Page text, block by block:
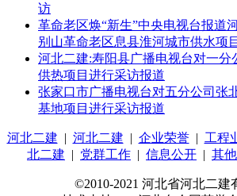
访
革命老区焕“新生”中央电视台报道
别山革命老区息县淮河城市供水项目
河北二建:寿阳县广播电视台对一分
供热项目进行采访报道
张家口市广播电视台对五分公司张
基地项目进行采访报道
河北二建 | 河北二建 | 企业荣誉| 工程
北二建 | 党群工作 | 信息公开 | 其
©2010-2021 河北省河北二建